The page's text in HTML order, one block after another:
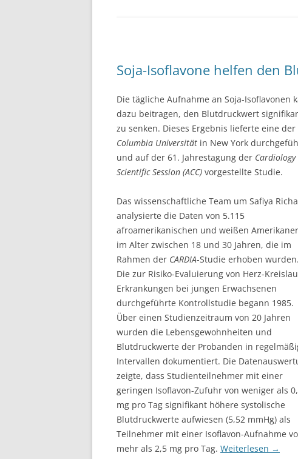
Soja-Isoflavone helfen den
Die tägliche Aufnahme an Soja-Isoflavonen
dazu beitragen, den Blutdruckwert
zu senken. Dieses Ergebnis lieferte eine der
Columbia Universität in New York
und auf der 61. Jahrestagung der Cardiology
Scientific Session (ACC) vorgestellte Studie.
Das wissenschaftliche Team um Safiya
analysierte die Daten von 5.115
afroamerikanischen und weißen
im Alter zwischen 18 und 30 Jahren, die im
Rahmen der CARDIA-Studie erhoben wurden.
Die zur Risiko-Evaluierung von Herz-
Erkrankungen bei jungen Erwachsenen
durchgeführte Kontrollstudie begann 1985.
Über einen Studienzeitraum von 20 Jahren
wurden die Lebensgewohnheiten und
Blutdruckwerte der Probanden in
Intervallen dokumentiert. Die
zeigte, dass Studienteilnehmer mit einer
geringen Isoflavon-Zufuhr von weniger als
mg pro Tag signifikant höhere systolische
Blutdruckwerte aufwiesen (5,52 mmHg) als
Teilnehmer mit einer Isoflavon-Aufnahme
mehr als 2,5 mg pro Tag. Weiterlesen →